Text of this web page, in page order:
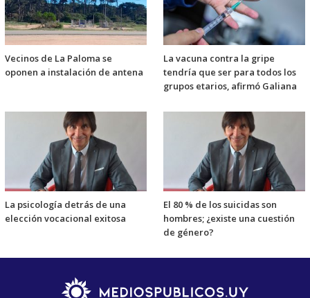
Vecinos de La Paloma se
oponen a instalación de antena
La vacuna contra la gripe
tendría que ser para todos los
grupos etarios, afirmó Galiana
La psicología detrás de una
elección vocacional exitosa
El 80 % de los suicidas son
hombres; ¿existe una cuestión
de género?